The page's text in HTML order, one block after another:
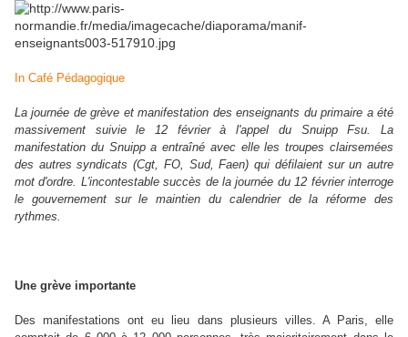
In Café Pédagogique
La journée de grève et manifestation des enseignants du primaire a été
massivement suivie le 12 février à l'appel du Snuipp Fsu. La
manifestation du Snuipp a entraîné avec elle les troupes clairsemées
des autres syndicats (Cgt, FO, Sud, Faen) qui défilaient sur un autre
mot d'ordre. L'incontestable succès de la journée du 12 février interroge
le gouvernement sur le maintien du calendrier de la réforme des
rythmes.
Une grève importante
Des manifestations ont eu lieu dans plusieurs villes. A Paris, elle